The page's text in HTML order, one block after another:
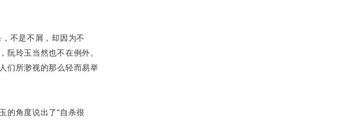
不是不屑，却因为不
阮玲玉当然也不在例外。
们所渺视的那么轻而易举
的角度说出了“自杀很